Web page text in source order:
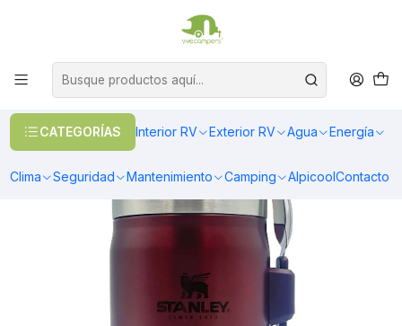
CATEGORÍAS Interior RV Exterior RV Agua Energía
Clima Seguridad Mantenimiento Camping AlpicoolContacto
OFERTAS EN CALEFACCIÓN DIESEL
TERMO COMIDA STANLEY CLASICO ROJO | 414 ML